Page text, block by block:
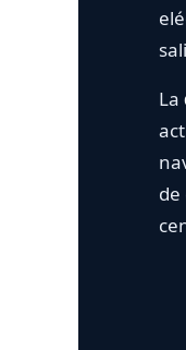
La
de